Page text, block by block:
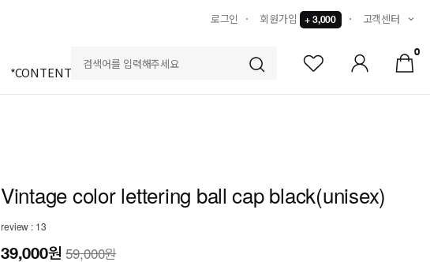
로그인 회원가입 + 3,000 고객센터
*CONTENTS
0
Vintage color lettering ball cap black(unisex)
review : 13
39,000원59,000원